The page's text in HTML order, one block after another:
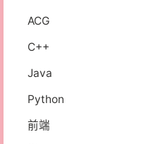
ACG
C++
Java
Python
前端